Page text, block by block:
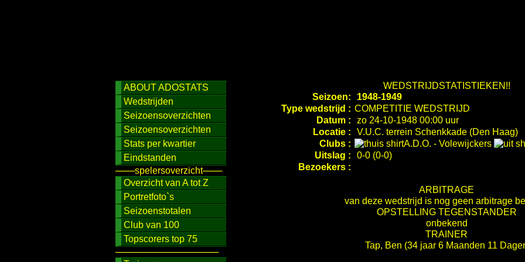
ABOUT ADOSTATS
Wedstrijden
Seizoensoverzichten
Seizoensoverzichten
Stats per kwartier
Eindstanden
───spelersoverzicht───
Overzicht van A tot Z
Portretfoto`s
Seizoenstotalen
Club van 100
Topscorers top 75
────────────────
WEDSTRIJDSTATISTIEKEN!!
Seizoen:
1948-1949
Type wedstrijd : COMPETITIE WEDSTRIJD
Datum :
zo 24-10-1948 00:00 uur
Locatie :
V.U.C. terrein Schenkkade (Den Haag)
Clubs :
A.D.O. - Volewijckers
Uitslag :
0-0 (0-0)
Bezoekers :
ARBITRAGE
van deze wedstrijd is nog geen arbitrage
OPSTELLING TEGENSTANDER
onbekend
TRAINER
Tap, Ben (34 jaar 6 Maanden 11